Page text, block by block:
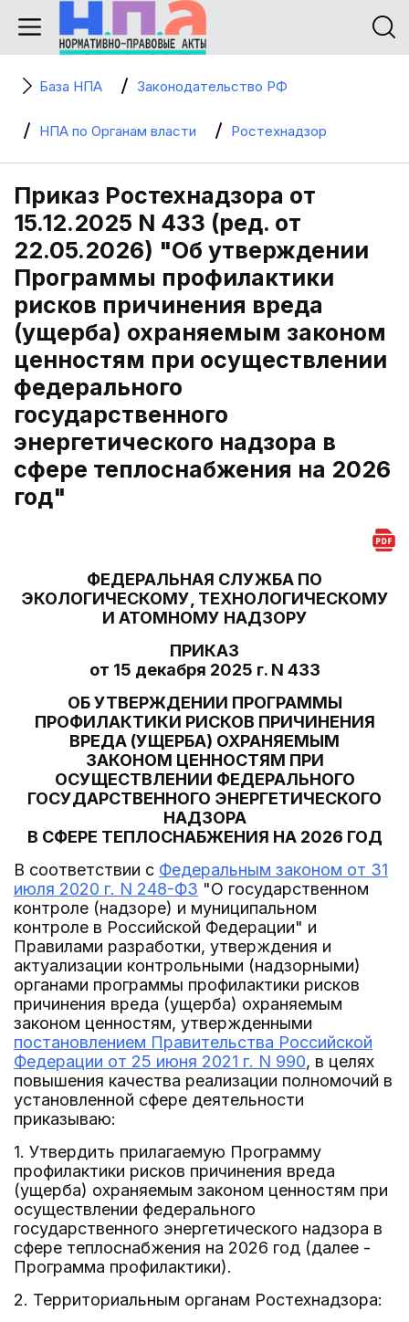
База НПА Законодательство РФ
НПА по Органам власти Ростехнадзор
Приказ Ростехнадзора от
15.12.2025 N 433 (ред. от
22.05.2026) "Об утверждении
Программы профилактики
рисков причинения вреда
(ущерба) охраняемым законом
ценностям при осуществлении
федерального
государственного
энергетического надзора в
сфере теплоснабжения на 2026
год"
ФЕДЕРАЛЬНАЯ СЛУЖБА ПО
ЭКОЛОГИЧЕСКОМУ, ТЕХНОЛОГИЧЕСКОМУ
И АТОМНОМУ НАДЗОРУ
ПРИКАЗ
от 15 декабря 2025 г. N 433
ОБ УТВЕРЖДЕНИИ ПРОГРАММЫ
ПРОФИЛАКТИКИ РИСКОВ ПРИЧИНЕНИЯ
ВРЕДА (УЩЕРБА) ОХРАНЯЕМЫМ
ЗАКОНОМ ЦЕННОСТЯМ ПРИ
ОСУЩЕСТВЛЕНИИ ФЕДЕРАЛЬНОГО
ГОСУДАРСТВЕННОГО ЭНЕРГЕТИЧЕСКОГО
НАДЗОРА
В СФЕРЕ ТЕПЛОСНАБЖЕНИЯ НА 2026 ГОД
В соответствии с Федеральным законом от 31
июля 2020 г. N 248-ФЗ "О государственном
контроле (надзоре) и муниципальном
контроле в Российской Федерации" и
Правилами разработки, утверждения и
актуализации контрольными (надзорными)
органами программы профилактики рисков
причинения вреда (ущерба) охраняемым
законом ценностям, утвержденными
постановлением Правительства Российской
Федерации от 25 июня 2021 г. N 990, в целях
повышения качества реализации полномочий в
установленной сфере деятельности
приказываю:
1. Утвердить прилагаемую Программу
профилактики рисков причинения вреда
(ущерба) охраняемым законом ценностям при
осуществлении федерального
государственного энергетического надзора в
сфере теплоснабжения на 2026 год (далее -
Программа профилактики).
2. Территориальным органам Ростехнадзора: